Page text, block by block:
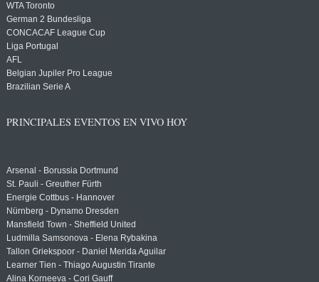
WTA Toronto
German 2 Bundesliga
CONCACAF League Cup
Liga Portugal
AFL
Belgian Jupiler Pro League
Brazilian Serie A
PRINCIPALES EVENTOS EN VIVO HOY
Arsenal - Borussia Dortmund
St. Pauli - Greuther Fürth
Energie Cottbus - Hannover
Nürnberg - Dynamo Dresden
Mansfield Town - Sheffield United
Ludmilla Samsonova - Elena Rybakina
Tallon Griekspoor - Daniel Merida Aguilar
Learner Tien - Thiago Augustin Tirante
Alina Korneeva - Cori Gauff